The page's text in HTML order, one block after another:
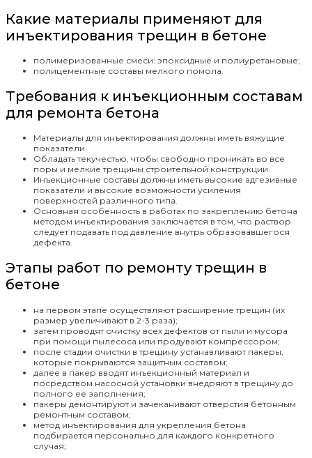
Какие материалы применяют для
инъектирования трещин в бетоне
полимеризованные смеси: эпоксидные и полиуретановые;
полицементные составы мелкого помола.
Требования к инъекционным составам
для ремонта бетона
Материалы для инъектирования должны иметь вяжущие
показатели.
Обладать текучестью, чтобы свободно проникать во все
поры и мелкие трещины строительной конструкции.
Инъекционные составы должны иметь высокие адгезивные
показатели и высокие возможности усиления
поверхностей различного типа.
Основная особенность в работах по закреплению бетона
методом инъектирования заключается в том, что раствор
следует подавать под давление внутрь образовавшегося
дефекта.
Этапы работ по ремонту трещин в
бетоне
на первом этапе осуществляют расширение трещин (их
размер увеличивают в 2-3 раза);
затем проводят очистку всех дефектов от пыли и мусора
при помощи пылесоса или продувают компрессором;
после стадии очистки в трещину устанавливают пакеры,
которые покрываются защитным составом;
далее в пакер вводят инъекционный материал и
посредством насосной установки внедряют в трещину до
полного ее заполнения;
пакеры демонтируют и зачеканивают отверстия бетонным
ремонтным составом;
метод инъектирования для укрепления бетона
подбирается персонально для каждого конкретного
случая;